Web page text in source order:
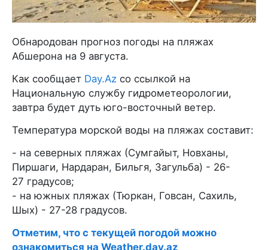
Обнародован прогноз погоды на пляжах
Абшерона на 9 августа.
Как сообщает Day.Az со ссылкой на
Национальную службу гидрометеорологии,
завтра будет дуть юго-восточный ветер.
Температура морской воды на пляжах составит:
- на северных пляжах (Сумгайыт, Новханы,
Пиршаги, Нардаран, Бильгя, Загульба) - 26-
27 градусов;
- на южных пляжах (Тюркан, Говсан, Сахиль,
Шых) - 27-28 градусов.
Отметим, что с текущей погодой можно
ознакомиться на Weather.day.az